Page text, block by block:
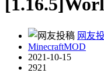
网友
MinecraftMOD
2021-10-15
2921